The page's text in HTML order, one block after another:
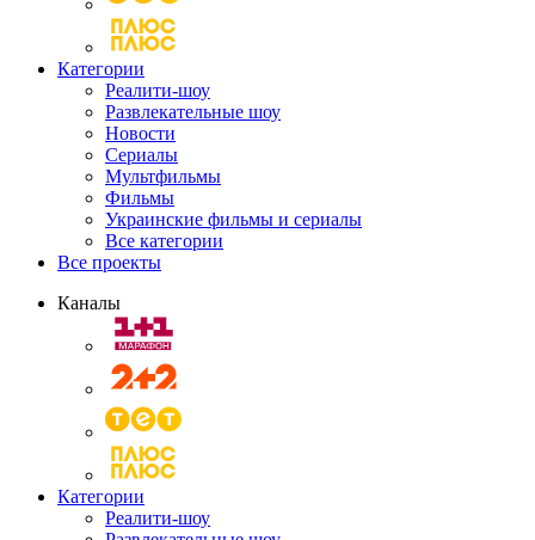
Категории
Реалити-шоу
Развлекательные шоу
Новости
Сериалы
Мультфильмы
Фильмы
Украинские фильмы и сериалы
Все категории
Все проекты
Каналы
Категории
Реалити-шоу